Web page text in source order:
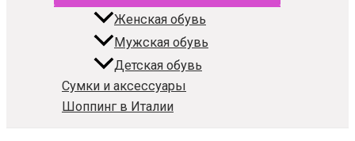
Женская обувь
Мужская обувь
Детская обувь
Сумки и аксессуары
Шоппинг в Италии